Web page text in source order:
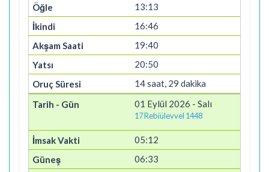
13:13
16:46
19:40
20:50
14 saat, 29 dakika
01 Eylül 2026 - Salı
17 Rebiülevvel 1448
05:12
06:33